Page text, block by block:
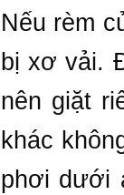
Nếu rèm
bị xơ vải.
nên giặt
khác
phơi dưới